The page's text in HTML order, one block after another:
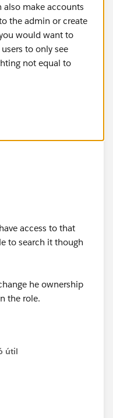
also make accounts
the admin or create
would want to
to only see
not equal to
access to that
to search it though
he ownership
the role.
útil